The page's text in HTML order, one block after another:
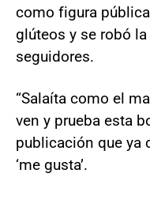
como figura
glúteos y se robó
seguidores.
“Salaíta como el
ven y prueba esta
publicación que ya
‘me gusta’.